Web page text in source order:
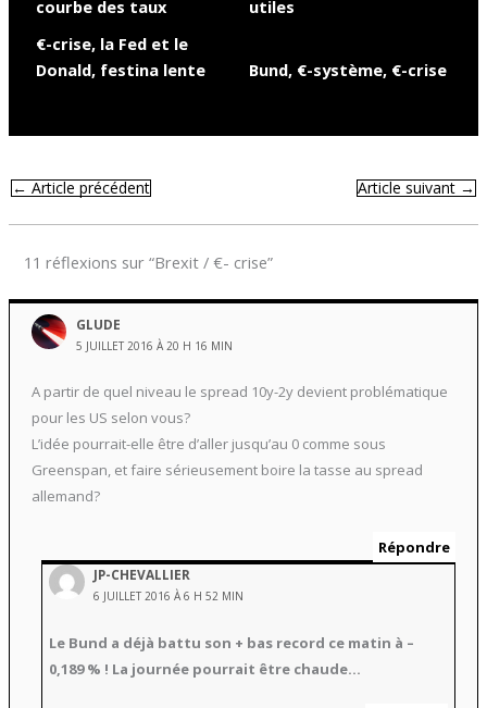
courbe des taux
utiles
€-crise, la Fed et le
Donald, festina lente
Bund, €-système, €-crise
←Article précédent Article suivant→
11 réflexions sur “Brexit / €- crise”
GLUDE
5 JUILLET 2016 À 20 H 16 MIN
A partir de quel niveau le spread 10y-2y devient problématique
pour les US selon vous?
L’idée pourrait-elle être d’aller jusqu’au 0 comme sous
Greenspan, et faire sérieusement boire la tasse au spread
allemand?
Répondre
JP-CHEVALLIER
6 JUILLET 2016 À 6 H 52 MIN
Le Bund a déjà battu son + bas record ce matin à –
0,189 % ! La journée pourrait être chaude…